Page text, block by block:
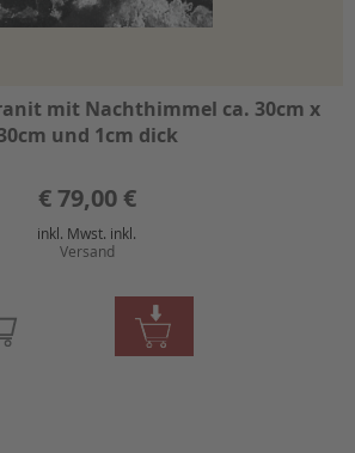
mit Nachthimmel ca. 30cm x
und 1cm dick
€79,00 €
inkl. Mwst. inkl.
Versand